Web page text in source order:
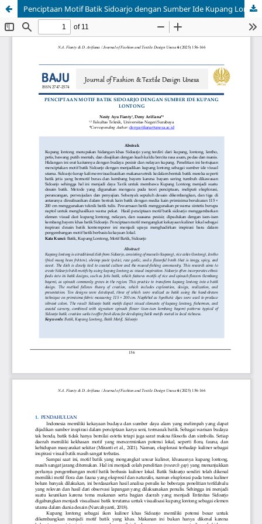
Penciptaan Motif Batik Sidoarjo dengan Sumber Ide Kupang Lontong